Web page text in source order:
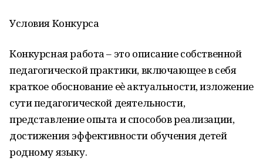
Условия Конкурса
Конкурсная работа – это описание собственной
педагогической практики, включающее в себя
краткое обоснование еѐ актуальности, изложение
сути педагогической деятельности,
представление опыта и способов реализации,
достижения эффективности обучения детей
родному языку.